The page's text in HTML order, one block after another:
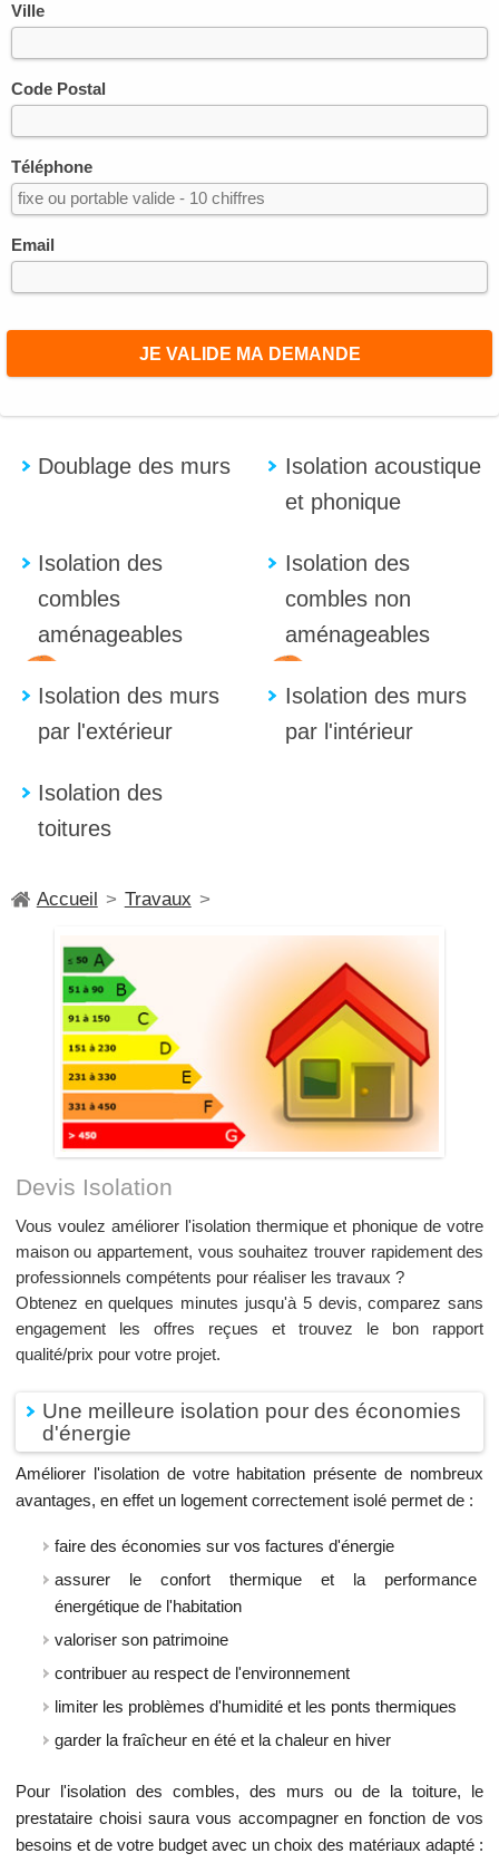
Ville
Code Postal
Téléphone
Email
Doublage des murs
Isolation acoustique
et phonique
Isolation des
combles
aménageables
Isolation des
combles non
aménageables
Isolation des murs
par l'extérieur
Isolation des murs
par l'intérieur
Isolation des
toitures
Accueil > Travaux >
Devis Isolation
Vous voulez améliorer l'isolation thermique et phonique de votre
maison ou appartement, vous souhaitez trouver rapidement des
professionnels compétents pour réaliser les travaux ?
Obtenez en quelques minutes jusqu'à 5 devis, comparez sans
engagement les offres reçues et trouvez le bon rapport
qualité/prix pour votre projet.
Une meilleure isolation pour des économies
d'énergie
Améliorer l'isolation de votre habitation présente de nombreux
avantages, en effet un logement correctement isolé permet de :
faire des économies sur vos factures d'énergie
assurer le confort thermique et la performance
énergétique de l'habitation
valoriser son patrimoine
contribuer au respect de l'environnement
limiter les problèmes d'humidité et les ponts thermiques
garder la fraîcheur en été et la chaleur en hiver
Pour l'isolation des combles, des murs ou de la toiture, le
prestataire choisi saura vous accompagner en fonction de vos
besoins et de votre budget avec un choix des matériaux adapté :